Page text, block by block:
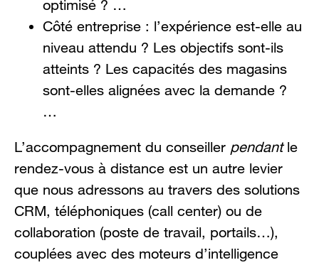
optimisé ? …
Côté entreprise : l’expérience est-elle au
niveau attendu ? Les objectifs sont-ils
atteints ? Les capacités des magasins
sont-elles alignées avec la demande ?
…
L’accompagnement du conseiller pendantle
rendez-vous à distance est un autre levier
que nous adressons au travers des solutions
CRM, téléphoniques (call center) ou de
collaboration (poste de travail, portails…),
couplées avec des moteurs d’intelligence